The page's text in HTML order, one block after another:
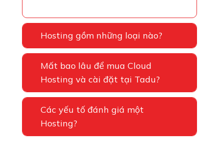
Hosting gồm những loại nào?
Mất bao lâu để mua Cloud
Hosting và cài đặt tại Tadu?
Các yếu tố đánh giá một
Hosting?